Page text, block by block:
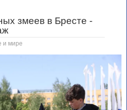
змеев в Бресте -
и мире